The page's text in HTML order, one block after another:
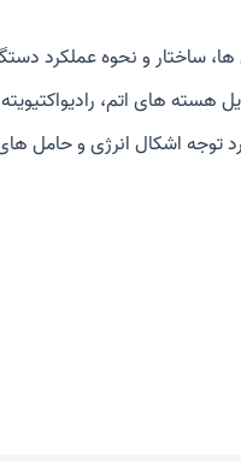
ساختار و نحوه عملکرد
هسته های اتم،
توجه اشکال انرژی و حامل